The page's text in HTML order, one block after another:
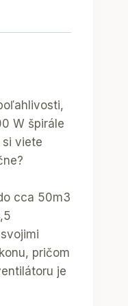
W špirále
viete
cca 50m3
pričom
je